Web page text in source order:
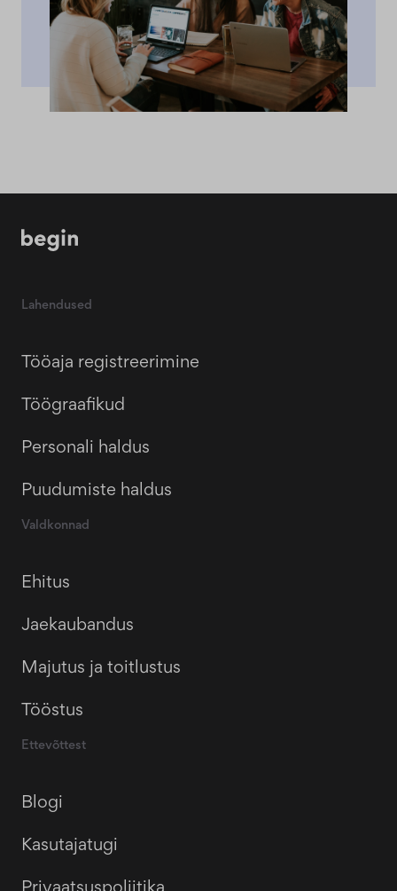
Lahendused
Tööaja registreerimine
Töögraafikud
Personali haldus
Puudumiste haldus
Valdkonnad
Ehitus
Jaekaubandus
Majutus ja toitlustus
Tööstus
Ettevõttest
Blogi
Kasutajatugi
Privaatsuspoliitika